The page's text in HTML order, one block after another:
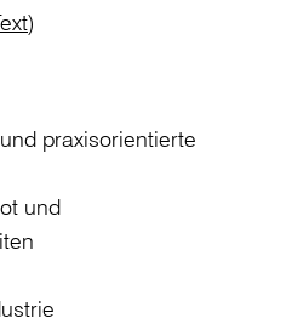
)
praxisorientierte
und